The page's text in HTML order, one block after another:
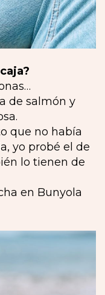
de salmón y
que no había
yo probé el de
lo tienen de
en Bunyola